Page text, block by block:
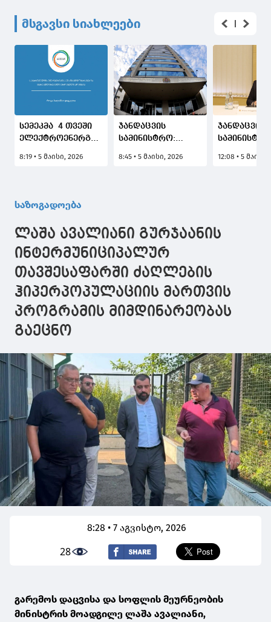
მსგავსი სიახლეები
სემეკმა 4 თვეში
ელექტროენერგიის,
და სასმელი წყლის
დარიცხული 120
ათას ლარზე მეტი
8:19 • 5 მაისი, 2026
ჯანდაცვის
სამინისტრო:
დაუცველი და
8:45 • 5 მაისი, 2026
ჯანდაცვის
გაზრდილი
იღებს
12:08 • 5 მაისი,
საზოგადოება
ლაშა ავალიანი გურჯაანის
ინტერმუნიციპალურ
თავშესაფარში ძაღლების
ჰიპერპოპულაციის მართვის
პროგრამის მიმდინარეობას
გაეცნო
8:28 • 7 აგვისტო, 2026
28
გარემოს დაცვისა და სოფლის მეურნეობის
მინისტრის მოადგილე ლაშა ავალიანი,